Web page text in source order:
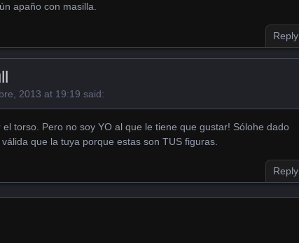
apaño con masilla.
Reply
2013 at 19:19 said:
torso. Pero no soy YO al que le tiene que gustar! Sólohe dado
que la tuya porque estas son TUS figuras.
Reply